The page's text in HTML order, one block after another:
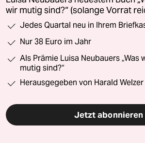
wir mutig sind?“ (solange Vorrat
Jedes Quartal neu in Ihrem
Nur 38 Euro im Jahr
Als Prämie Luisa Neubauers „Was
mutig sind?“
Herausgegeben von Harald Welzer
Jetzt abonnieren